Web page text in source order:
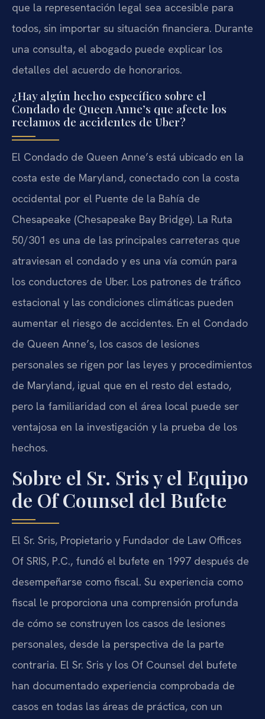
que la representación legal sea accesible para
todos, sin importar su situación financiera. Durante
una consulta, el abogado puede explicar los
detalles del acuerdo de honorarios.
¿Hay algún hecho específico sobre el
Condado de Queen Anne’s que afecte los
reclamos de accidentes de Uber?
El Condado de Queen Anne’s está ubicado en la
costa este de Maryland, conectado con la costa
occidental por el Puente de la Bahía de
Chesapeake (Chesapeake Bay Bridge). La Ruta
50/301 es una de las principales carreteras que
atraviesan el condado y es una vía común para
los conductores de Uber. Los patrones de tráfico
estacional y las condiciones climáticas pueden
aumentar el riesgo de accidentes. En el Condado
de Queen Anne’s, los casos de lesiones
personales se rigen por las leyes y procedimientos
de Maryland, igual que en el resto del estado,
pero la familiaridad con el área local puede ser
ventajosa en la investigación y la prueba de los
hechos.
Sobre el Sr. Sris y el Equipo
de Of Counsel del Bufete
El Sr. Sris, Propietario y Fundador de Law Offices
Of SRIS, P.C., fundó el bufete en 1997 después de
desempeñarse como fiscal. Su experiencia como
fiscal le proporciona una comprensión profunda
de cómo se construyen los casos de lesiones
personales, desde la perspectiva de la parte
contraria. El Sr. Sris y los Of Counsel del bufete
han documentado experiencia comprobada de
casos en todas las áreas de práctica, con un